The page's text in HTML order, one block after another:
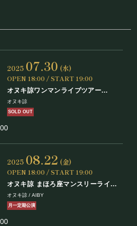
2025 07.30 (水)
OPEN 18:00 / START 19:00
オヌキ諒ワンマンライブツアー
「キセキ」
オヌキ諒
SOLD OUT
2025 08.22 (金)
OPEN 18:00 / START 19:00
オヌキ諒 まほろ座マンスリーライブ
Vol.1
オヌキ諒 / AIBY
月一定期公演